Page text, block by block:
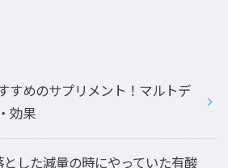
すめのサプリメント！マルトデ
効果
した減量の時にやっていた有酸